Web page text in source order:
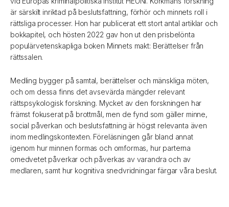
är särskilt inriktad på beslutsfattning, förhör och minnets roll i
rättsliga processer. Hon har publicerat ett stort antal artiklar och
bokkapitel, och hösten 2022 gav hon ut den prisbelönta
populärvetenskapliga boken Minnets makt: Berättelser från
rättssalen.
Medling bygger på samtal, berättelser och mänskliga möten,
och om dessa finns det avsevärda mängder relevant
rättspsykologisk forskning. Mycket av den forskningen har
främst fokuserat på brottmål, men de fynd som gäller minne,
social påverkan och beslutsfattning är högst relevanta även
inom medlingskontexten. Föreläsningen går bland annat
igenom hur minnen formas och omformas, hur parterna
omedvetet påverkar och påverkas av varandra och av
medlaren, samt hur kognitiva snedvridningar färgar våra beslut.